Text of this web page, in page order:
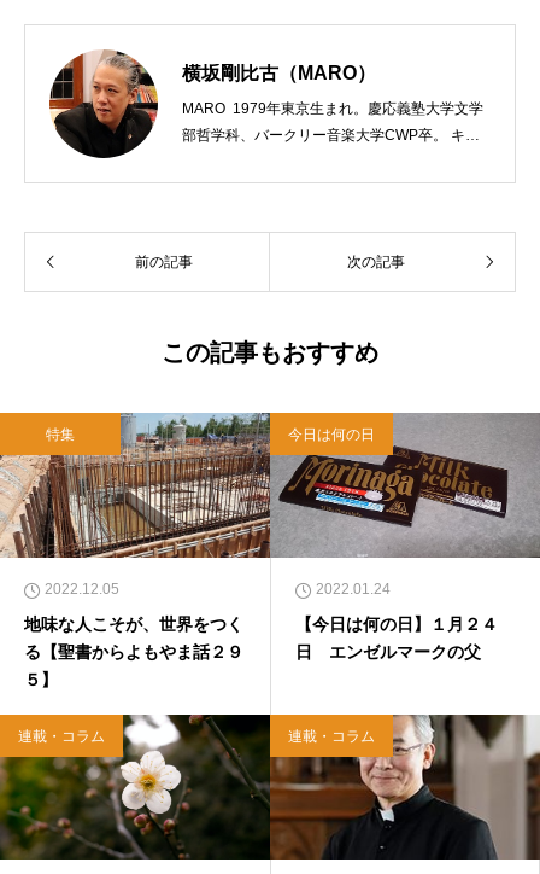
横坂剛比古（MARO）
MARO 1979年東京生まれ。慶応義塾大学文学
部哲学科、バークリー音楽大学CWP卒。 キリ
う宗教法人専門の行政書士。2020年7月よりク
「上馬キリスト教会（@kamiumach）」の運営
を行う「まじめ担当」。 著書に『聖書を読んだ
西洋哲学超入門〜』（日本実業出版）、『人生
イヤモンド社）、『世界一ゆるい聖書入門』、
『世界一ゆるい聖書教室』（「ふざけ担当」LE
ONとの共著、講談社）などがある。新著<a hr
ef="https://amzn.to/376F9aC">『ふっと心がラ
クになる 眠れぬ夜の聖書のことば』（大和書
房）</a>２０２２年３月１５日発売。
前の記事 次の記事
この記事もおすすめ
特集
2022.12.05
地味な人こそが、世界をつく
る【聖書からよもやま話２９
５】
今日は何の日
2022.01.24
【今日は何の日】１月２４
日 エンゼルマークの父
連載・コラム 連載・コラム